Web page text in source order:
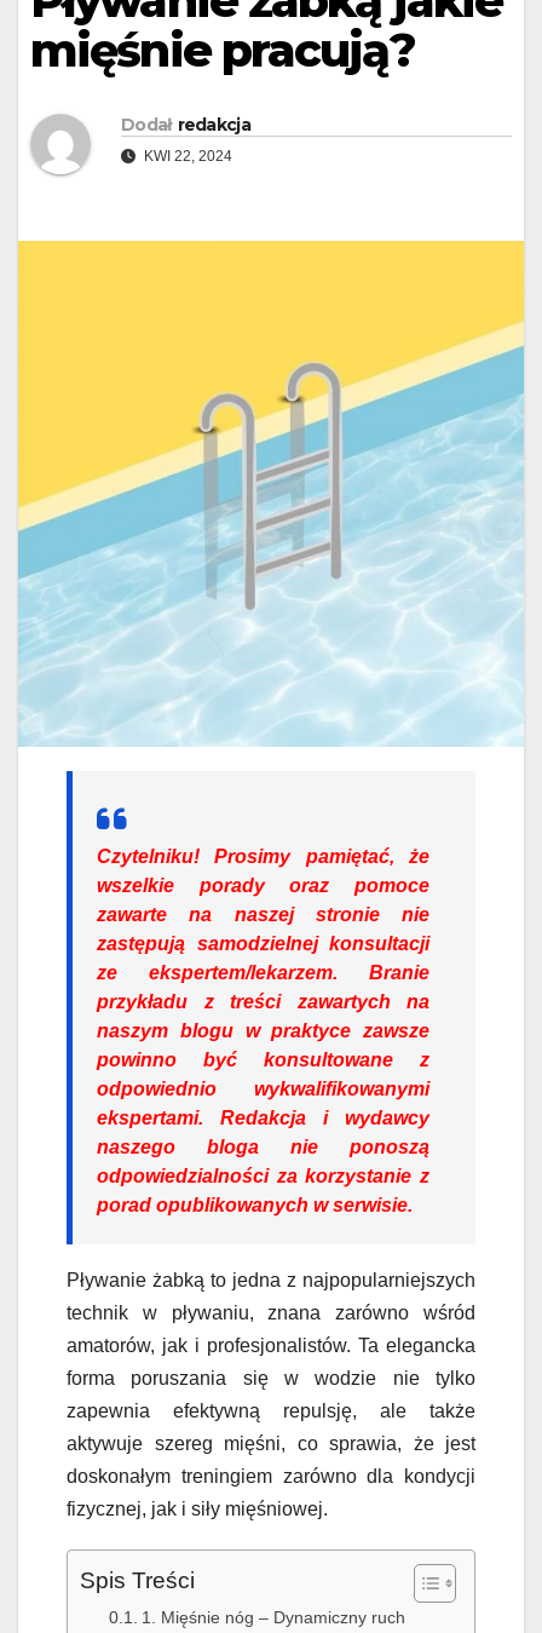
mięśnie pracują?
Dodał redakcja
KWI 22, 2024
Czytelniku! Prosimy pamiętać, że
wszelkie porady oraz pomoce
zawarte na naszej stronie nie
zastępują samodzielnej konsultacji
ze ekspertem/lekarzem. Branie
przykładu z treści zawartych na
naszym blogu w praktyce zawsze
powinno być konsultowane z
odpowiednio wykwalifikowanymi
ekspertami. Redakcja i wydawcy
naszego bloga nie ponoszą
odpowiedzialności za korzystanie z
porad opublikowanych w serwisie.
Pływanie żabką to jedna z najpopularniejszych
technik w pływaniu, znana zarówno wśród
amatorów, jak i profesjonalistów. Ta elegancka
forma poruszania się w wodzie nie tylko
zapewnia efektywną repulsję, ale także
aktywuje szereg mięśni, co sprawia, że jest
doskonałym treningiem zarówno dla kondycji
fizycznej, jak i siły mięśniowej.
Spis Treści
1. Mięśnie nóg – Dynamiczny ruch